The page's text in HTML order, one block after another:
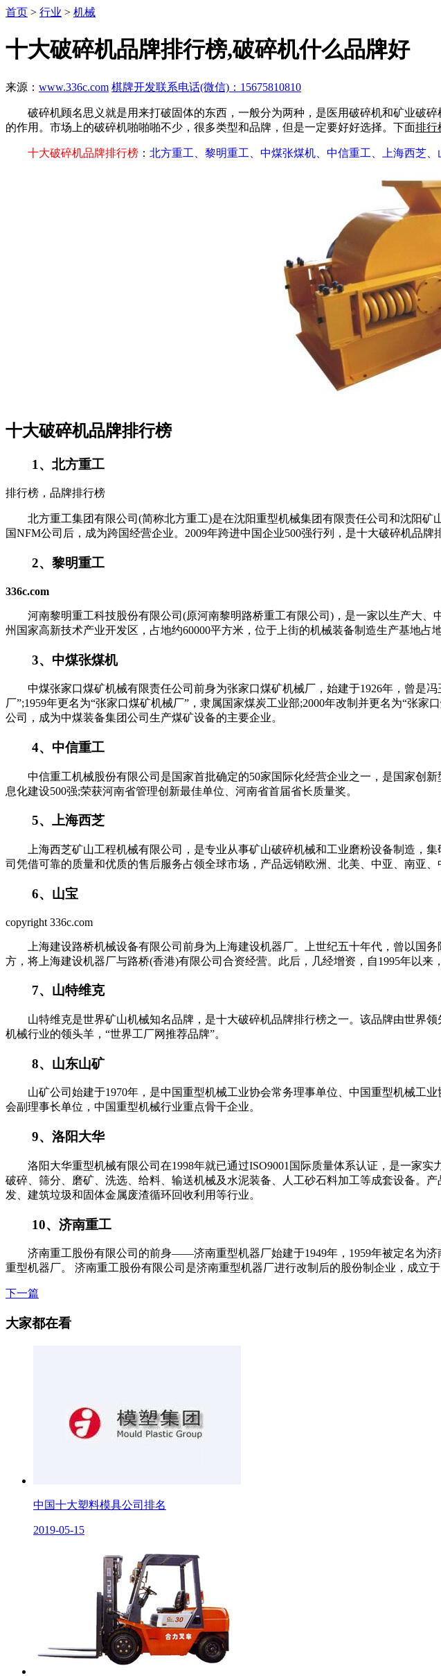
首页 > 行业 > 机械
十大破碎机品牌排行榜,破碎机什么品牌好
来源： www.336c.com 棋牌开发联系电话(微信)：15675810810
破碎机顾名思义就是用来打破固体的东西，一般分为两种，是医用破碎机和矿业破碎
的作用。市场上的破碎机啪啪啪不少，很多类型和品牌，但是一定要好好选择。下面排行
十大破碎机品牌排行榜 ： 北方重工、黎明重工、中煤张煤机、中信重工、上海西芝
十大破碎机品牌排行榜
1、北方重工
排行榜，品牌排行榜
北方重工集团有限公司(简称北方重工)是在沈阳重型机械集团有限责任公司和沈阳矿
国NFM公司后，成为跨国经营企业。2009年跨进中国企业500强行列，是十大破碎机品牌
2、黎明重工
336c.com
河南黎明重工科技股份有限公司(原河南黎明路桥重工有限公司)，是一家以生产大、
州国家高新技术产业开发区，占地约60000平方米，位于上街的机械装备制造生产基地占
3、中煤张煤机
中煤张家口煤矿机械有限责任公司前身为张家口煤矿机械厂，始建于1926年，曾是冯
厂”;1959年更名为“张家口煤矿机械厂”，隶属国家煤炭工业部;2000年改制并更名为“张
公司，成为中煤装备集团公司生产煤矿设备的主要企业。
4、中信重工
中信重工机械股份有限公司是国家首批确定的50家国际化经营企业之一，是国家创新
息化建设500强;荣获河南省管理创新最佳单位、河南省首届省长质量奖。
5、上海西芝
上海西芝矿山工程机械有限公司，是专业从事矿山破碎机械和工业磨粉设备制造，集
司凭借可靠的质量和优质的售后服务占领全球市场，产品远销欧洲、北美、中亚、南亚、
6、山宝
copyright 336c.com
上海建设路桥机械设备有限公司前身为上海建设机器厂。上世纪五十年代，曾以国务
方，将上海建设机器厂与路桥(香港)有限公司合资经营。此后，几经增资，自1995年以来
7、山特维克
山特维克是世界矿山机械知名品牌，是十大破碎机品牌排行榜之一。该品牌由世界领
机械行业的领头羊，“世界工厂网推荐品牌”。
8、山东山矿
山矿公司始建于1970年，是中国重型机械工业协会常务理事单位、中国重型机械工
会副理事长单位，中国重型机械行业重点骨干企业。
9、洛阳大华
洛阳大华重型机械有限公司在1998年就已通过ISO9001国际质量体系认证，是一家实
破碎、筛分、磨矿、洗选、给料、输送机械及水泥装备、人工砂石料加工等成套设备。
发、建筑垃圾和固体金属废渣循环回收利用等行业。
10、济南重工
济南重工股份有限公司的前身——济南重型机器厂始建于1949年，1959年被定名为济
重型机器厂。 济南重工股份有限公司是济南重型机器厂进行改制后的股份制企业，成立
下一篇
大家都在看
中国十大塑料模具公司排名
2019-05-15